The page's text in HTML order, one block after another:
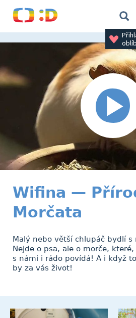
Wifina —
Morčata
Malý nebo větší chlupáč bydlí s
Nejde o psa, ale o morče,
s námi i rádo povídá! A i když
by za vás život!